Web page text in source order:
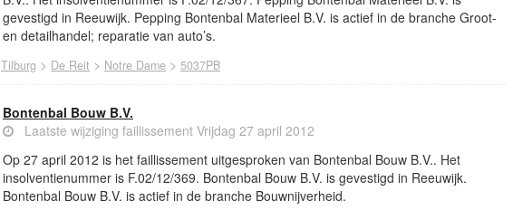
gevestigd in Reeuwijk. Pepping Bontenbal Materieel B.V. is actief in de branche Groot-
en detailhandel; reparatie van auto’s.
Tilburg > De Reit > Notre Dame > 5037PB
Bontenbal Bouw B.V.
Laatste wijziging faillissement Vrijdag 27 april 2012
Op 27 april 2012 is het faillissement uitgesproken van Bontenbal Bouw B.V.. Het
insolventienummer is F.02/12/369. Bontenbal Bouw B.V. is gevestigd in Reeuwijk.
Bontenbal Bouw B.V. is actief in de branche Bouwnijverheid.